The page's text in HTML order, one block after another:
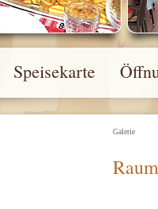
Galerie
Speisekarte
Raum